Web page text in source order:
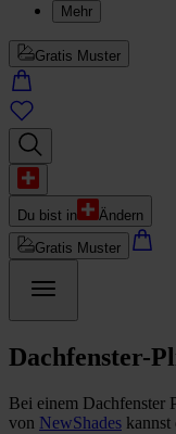
Mehr
Gratis Muster
Du bist in
Ändern
Gratis Muster
Dachfenster-
Bei einem Dachfenster
von NewShades kannst